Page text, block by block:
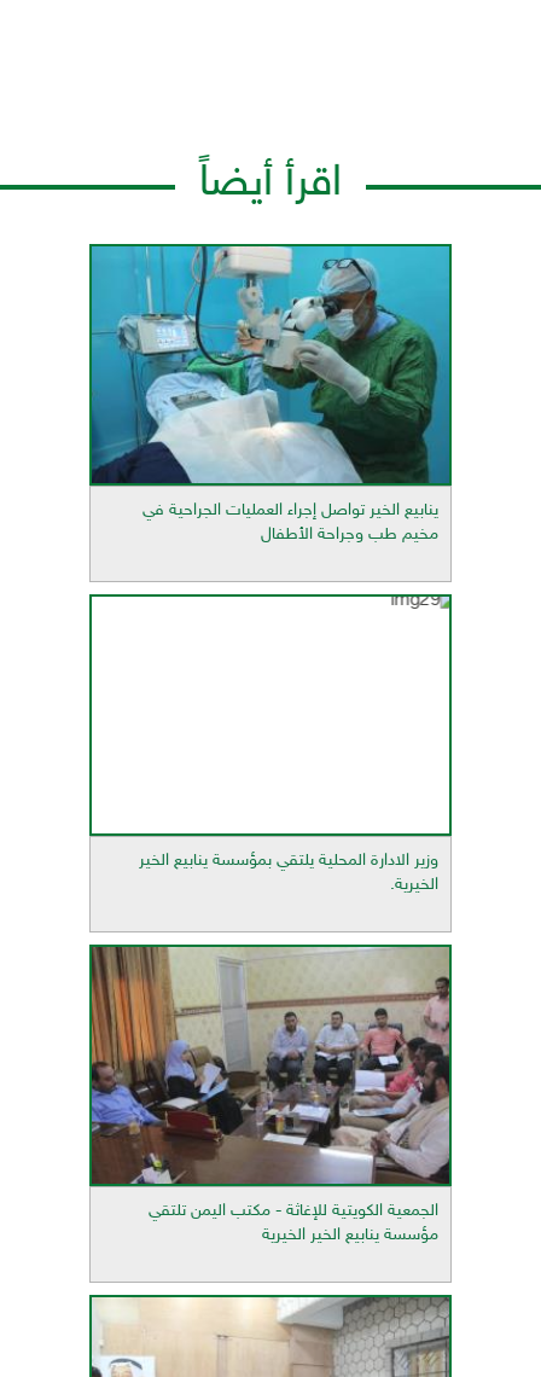
اقرأ أيضاً
ينابيع الخير تواصل إجراء العمليات الجراحية في
مخيم طب وجراحة الأطفال
وزير الادارة المحلية يلتقي بمؤسسة ينابيع الخير
الخيرية.
الجمعية الكويتية للإغاثة - مكتب اليمن تلتقي
مؤسسة ينابيع الخير الخيرية